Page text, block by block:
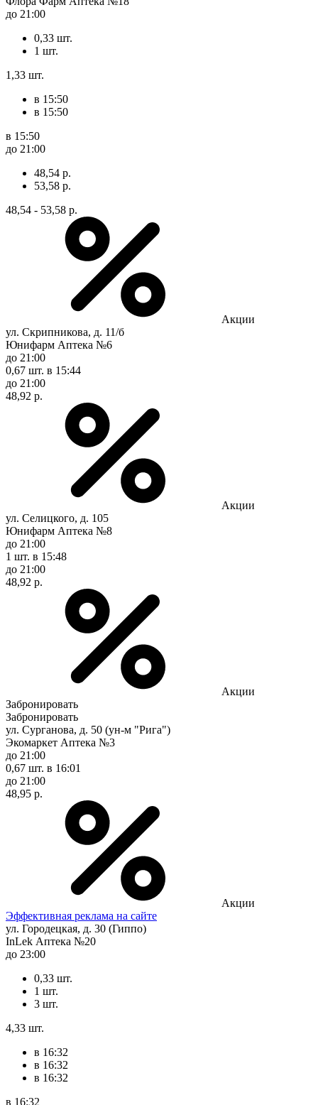
до 21:00
0,33 шт.
1 шт.
1,33 шт.
в 15:50
в 15:50
в 15:50
до 21:00
48,54 р.
53,58 р.
48,54 - 53,58 р.
Акции
ул. Скрипникова, д. 11/б
Юнифарм Аптека №6
до 21:00
0,67 шт. в 15:44
до 21:00
48,92 р.
Акции
ул. Селицкого, д. 105
Юнифарм Аптека №8
до 21:00
1 шт. в 15:48
до 21:00
48,92 р.
Акции
Забронировать
Забронировать
ул. Сурганова, д. 50 (ун-м "Рига")
Экомаркет Аптека №3
до 21:00
0,67 шт. в 16:01
до 21:00
48,95 р.
Акции
Эффективная реклама на сайте
ул. Городецкая, д. 30 (Гиппо)
InLek Аптека №20
до 23:00
0,33 шт.
1 шт.
3 шт.
4,33 шт.
в 16:32
в 16:32
в 16:32
в 16:32